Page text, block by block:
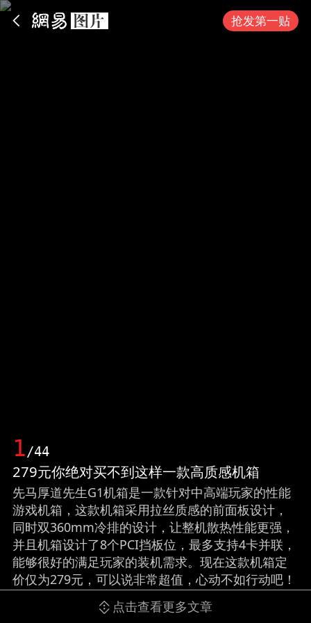
抢发第一贴
1/44
279元你绝对买不到这样一款高质感机箱
先马厚道先生G1机箱是一款针对中高端玩家的性能
游戏机箱，这款机箱采用拉丝质感的前面板设计，
同时双360mm冷排的设计，让整机散热性能更强，
并且机箱设计了8个PCI挡板位，最多支持4卡并联，
能够很好的满足玩家的装机需求。现在这款机箱定
价仅为279元，可以说非常超值，心动不如行动吧！
（来源：中关村在线）
点击查看更多文章
App内打开